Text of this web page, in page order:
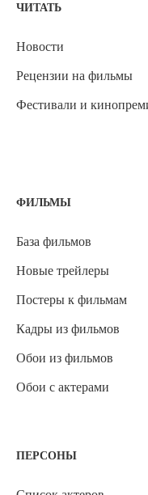
ЧИТАТЬ
Новости
Рецензии на фильмы
Фестивали и
ФИЛЬМЫ
База фильмов
Новые трейлеры
Постеры к фильмам
Кадры из фильмов
Обои из фильмов
Обои с актерами
ПЕРСОНЫ